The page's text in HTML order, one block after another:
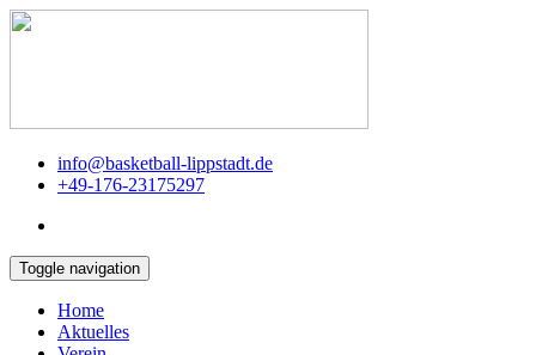
info@basketball-lippstadt.de
+49-176-23175297
Toggle navigation
Home
Aktuelles